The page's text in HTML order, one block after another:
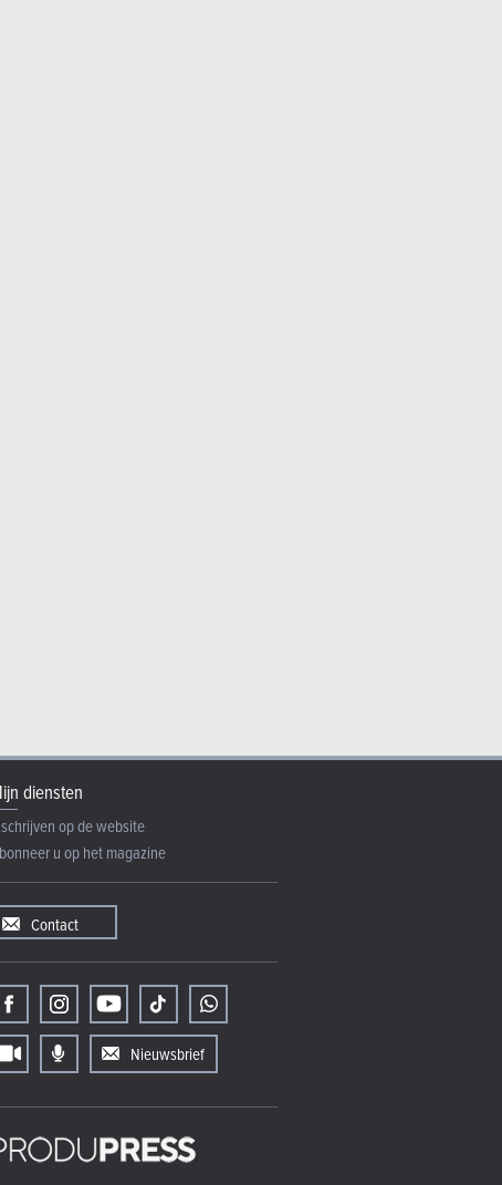
diensten
op de website
u op het magazine
Contact
Nieuwsbrief